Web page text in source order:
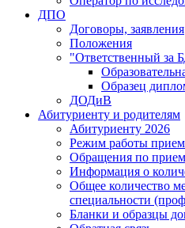
ДПО
Договоры, заявления
Положения
"Ответственный за
Образец
ДОДиВ
Абитуриенту и родителям
Абитуриенту 2026
Режим работы
Обращения по
Информация о
Общее количество
специальности
Бланки и образцы